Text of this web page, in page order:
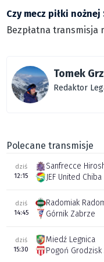
Czy mecz piłki
Bezpłatna transmisja
Tomek
Redaktor
Polecane transmisje
dziś
12:15
Sanfrecce
JEF United Chiba
dziś
14:45
Radomiak
Górnik Zabrze
dziś
15:30
Miedź Legnica
Pogoń